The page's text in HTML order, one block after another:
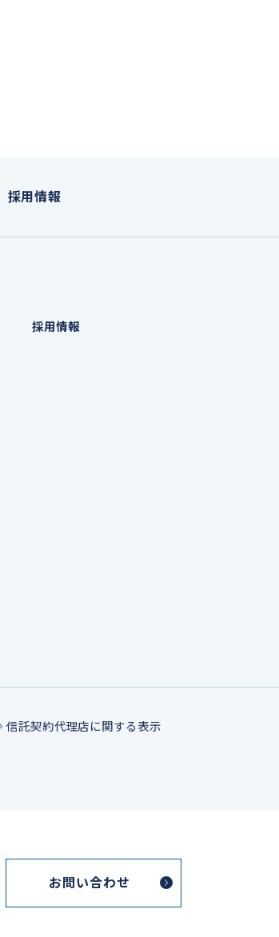
採用情報
採用情報
信託契約代理店に関する表示
お問い合わせ